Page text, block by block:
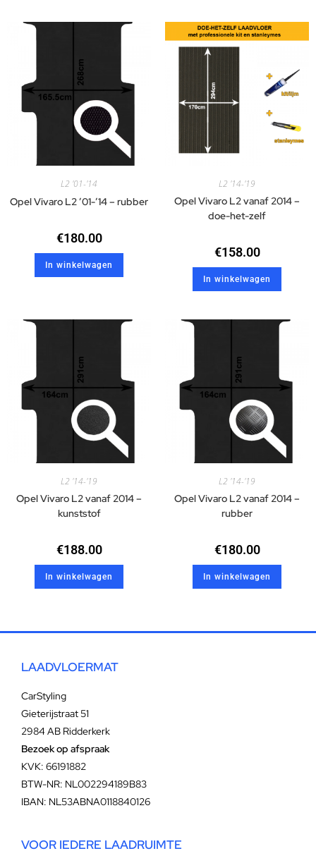
L2 '01-'14
Opel Vivaro L2 ’01-’14 – rubber
€180.00
In winkelwagen
L2 '14-'19
Opel Vivaro L2 vanaf 2014 –
doe-het-zelf
€158.00
In winkelwagen
L2 '14-'19
Opel Vivaro L2 vanaf 2014 –
kunststof
€188.00
In winkelwagen
L2 '14-'19
Opel Vivaro L2 vanaf 2014 –
rubber
€180.00
In winkelwagen
LAADVLOERMAT
CarStyling
Gieterijstraat 51
2984 AB Ridderkerk
Bezoek op afspraak
KVK: 66191882
BTW-NR: NL002294189B83
IBAN: NL53ABNA0118840126
VOOR IEDERE LAADRUIMTE